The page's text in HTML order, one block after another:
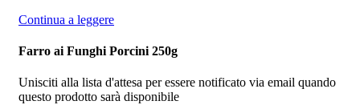
Continua a leggere
Farro ai Funghi Porcini 250g
Unisciti alla lista d'attesa per essere notificato via email quando
questo prodotto sarà disponibile